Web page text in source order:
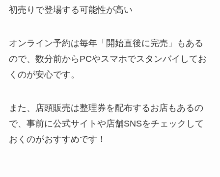
初売りで登場する可能性が高い
オンライン予約は毎年「開始直後に完売」もある
ので、数分前からPCやスマホでスタンバイしてお
くのが安心です。
また、店頭販売は整理券を配布するお店もあるの
で、事前に公式サイトや店舗SNSをチェックして
おくのがおすすめです！